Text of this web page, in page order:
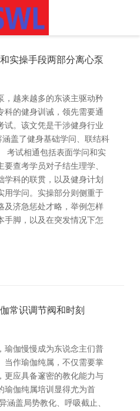
实操手段两部分离心泵
，越来越多的东谈主驱动矜
科的健身训诫，领先需要通
试。该文凭是干涉健身行业
涵盖了健身基础学问、联结科
考试相通包括表面学问和实
查考学员对子结生理学、
学科的联贯，以及健身计划
用学问。实操部分则侧重于
及济急惩处才略，举例怎样
手脚，以及在突发情况下怎
常识调节阀和时刻
瑜伽慢慢成为东说念主们普
当作瑜伽纯属，不仅需要掌
更应具备邃密的教化能力与
瑜伽纯属培训显得尤为首
涵盖局势教化、呼吸截止、